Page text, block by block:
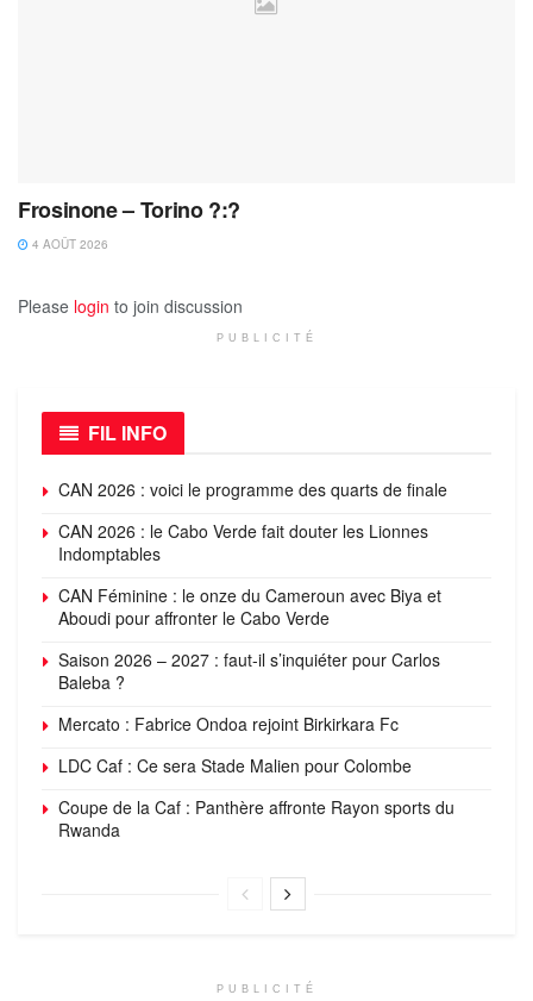
Frosinone – Torino ?:?
4 AOÛT 2026
Please login to join discussion
PUBLICITÉ
FIL INFO
CAN 2026 : voici le programme des quarts de finale
CAN 2026 : le Cabo Verde fait douter les Lionnes
Indomptables
CAN Féminine : le onze du Cameroun avec Biya et
Aboudi pour affronter le Cabo Verde
Saison 2026 – 2027 : faut-il s’inquiéter pour Carlos
Baleba ?
Mercato : Fabrice Ondoa rejoint Birkirkara Fc
LDC Caf : Ce sera Stade Malien pour Colombe
Coupe de la Caf : Panthère affronte Rayon sports du
Rwanda
PUBLICITÉ